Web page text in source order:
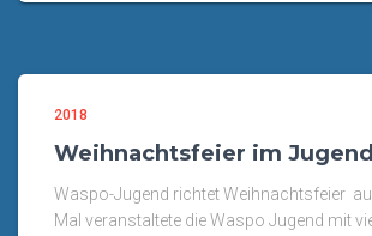
2018
Weihnachtsfeier im
Waspo-Jugend richtet Weihnachtsfeier
Mal veranstaltete die Waspo Jugend mit